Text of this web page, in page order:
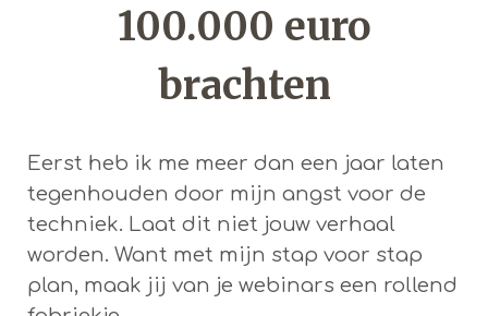
100.000 euro
brachten
Eerst heb ik me meer dan een jaar laten
tegenhouden door mijn angst voor de
techniek. Laat dit niet jouw verhaal
worden. Want met mijn stap voor stap
plan, maak jij van je webinars een rollend